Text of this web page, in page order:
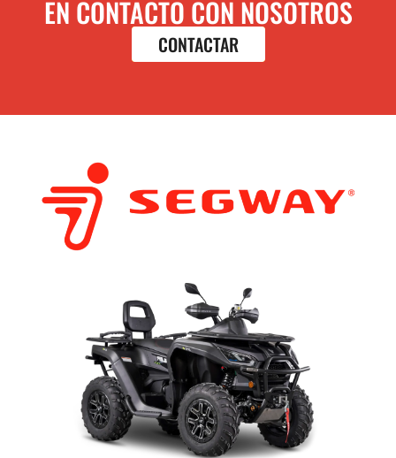
EN CONTACTO CON NOSOTROS
CONTACTAR